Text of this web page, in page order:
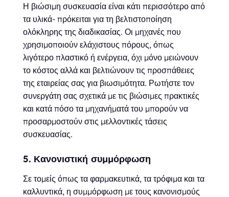
Η βιώσιμη συσκευασία είναι κάτι περισσότερο από
τα υλικά- πρόκειται για τη βελτιστοποίηση
ολόκληρης της διαδικασίας. Οι μηχανές που
χρησιμοποιούν ελάχιστους πόρους, όπως
λιγότερο πλαστικό ή ενέργεια, όχι μόνο μειώνουν
το κόστος αλλά και βελτιώνουν τις προσπάθειες
της εταιρείας σας για βιωσιμότητα. Ρωτήστε τον
συνεργάτη σας σχετικά με τις βιώσιμες πρακτικές
και κατά πόσο τα μηχανήματά του μπορούν να
προσαρμοστούν στις μελλοντικές τάσεις
συσκευασίας.
5. Κανονιστική συμμόρφωση
Σε τομείς όπως τα φαρμακευτικά, τα τρόφιμα και τα
καλλυντικά, η συμμόρφωση με τους κανονισμούς